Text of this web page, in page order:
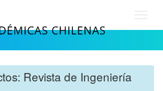
Revista de Ingeniería